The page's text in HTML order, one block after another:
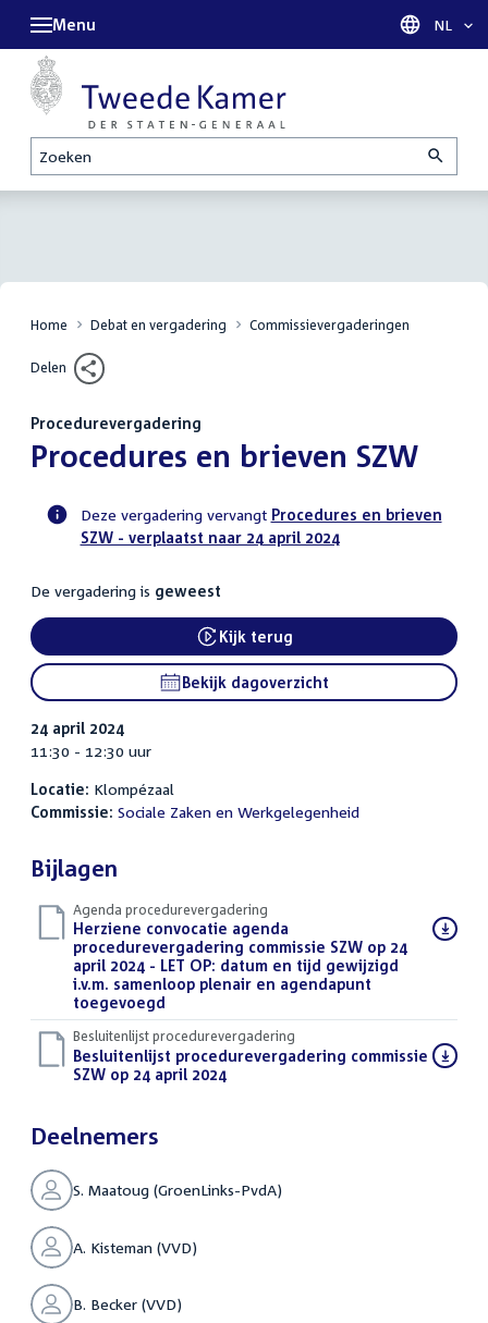
Zoeken
Menu Taal
NL
Home Debat en vergadering Commissievergaderingen
Delen
Procedurevergadering
:Procedures en brieven SZW
Voortgangsstatus
activiteit
Deze vergadering vervangt Procedures en brieven
SZW - verplaatst naar 24 april 2024
De vergadering is geweest
External link:
Kijk terug
Bekijk dagoverzicht
24 april 2024
11:30 - 12:30 uur
Locatie: Klompézaal
Commissie: Sociale Zaken en Werkgelegenheid
Bijlagen
Agenda procedurevergadering
Download
bestand:
Herziene convocatie agenda
procedurevergadering commissie SZW op 24
april 2024 - LET OP: datum en tijd gewijzigd
i.v.m. samenloop plenair en agendapunt
toegevoegd
Besluitenlijst procedurevergadering
Download
bestand:
Besluitenlijst procedurevergadering commissie
SZW op 24 april 2024(PDF)
Deelnemers
S. Maatoug (GroenLinks-PvdA)
A. Kisteman (VVD)
B. Becker (VVD)